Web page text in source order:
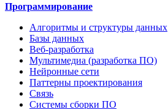
Программирование
Алгоритмы и структуры данных
Базы данных
Веб-разработка
Мультимедиа (разработка ПО)
Нейронные сети
Паттерны проектирования
Связь
Системы сборки ПО